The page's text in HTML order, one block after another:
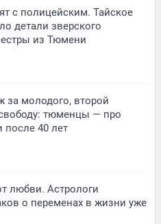
с полицейским. Тайское
детали зверского
из Тюмени
молодого, второй
тюменцы — про
40 лет
любви. Астрологи
о переменах в жизни уже